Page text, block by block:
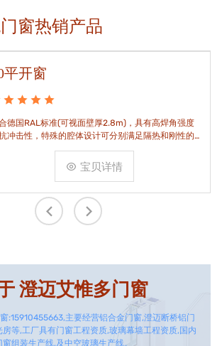
窗热销产品
平开窗
德国RAL标准(可视面壁厚2.8m)，具有高焊角强度
冲击性，特殊的腔体设计可分别满足隔热和刚性的
宝贝详情
澄迈艾惟多门窗
:15910455663,主要经营铝合金门窗,澄迈断桥铝门
房等,工厂具有门窗工程资质,玻璃幕墙工程资质,国内
窗组装生产线,及中空玻璃生产线。